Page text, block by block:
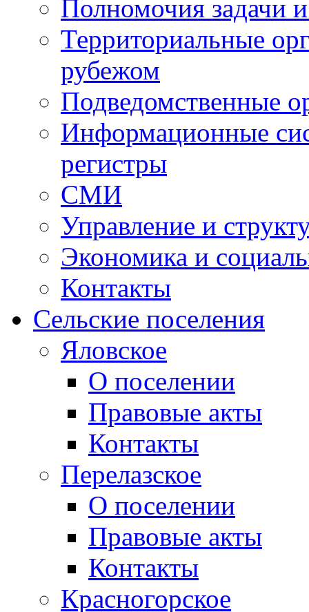
Полномочия задачи
Территориальные
рубежом
Подведомственные
Информационные
регистры
СМИ
Управление и
Экономика и
Контакты
Сельские поселения
Яловское
О поселении
Правовые акты
Контакты
Перелазское
О поселении
Правовые акты
Контакты
Красногорское